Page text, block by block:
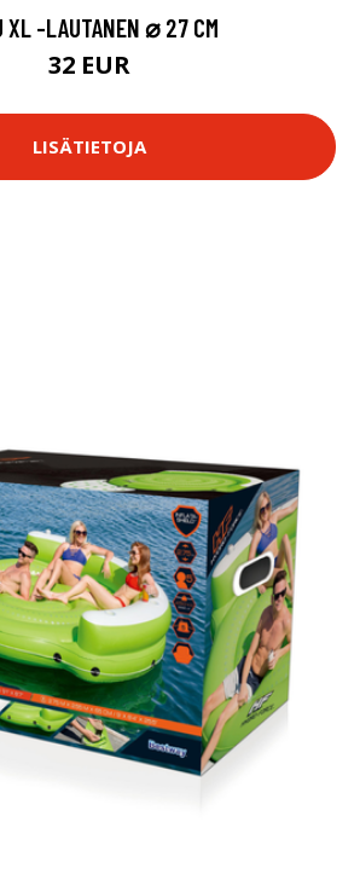
XL -LAUTANEN ⌀ 27 CM
32 EUR
LISÄTIETOJA